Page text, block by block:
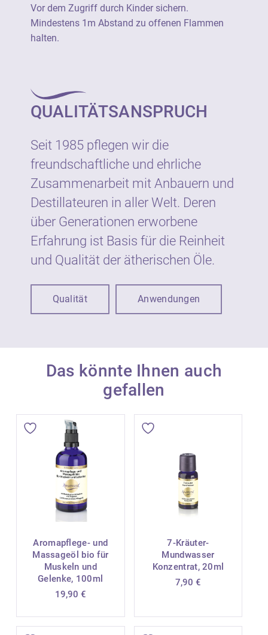
Flammen halten.
Tel.: +49 8807 940800
E-Mail: info@neumond.de
Vor dem Zugriff durch Kinder sichern.
Mindestens 1m Abstand zu offenen Flammen
halten.
QUALITÄTSANSPRUCH
Seit 1985 pflegen wir die
freundschaftliche und ehrliche
Zusammenarbeit mit Anbauern und
Destillateuren in aller Welt. Deren
über Generationen erworbene
Erfahrung ist Basis für die Reinheit
und Qualität der ätherischen Öle.
Qualität Anwendungen
Das könnte Ihnen auch
gefallen
Aromapflege- und
Massageöl bio für
Muskeln und
Gelenke, 100ml
19,90 €
7-Kräuter-
Mundwasser
Konzentrat, 20ml
7,90 €